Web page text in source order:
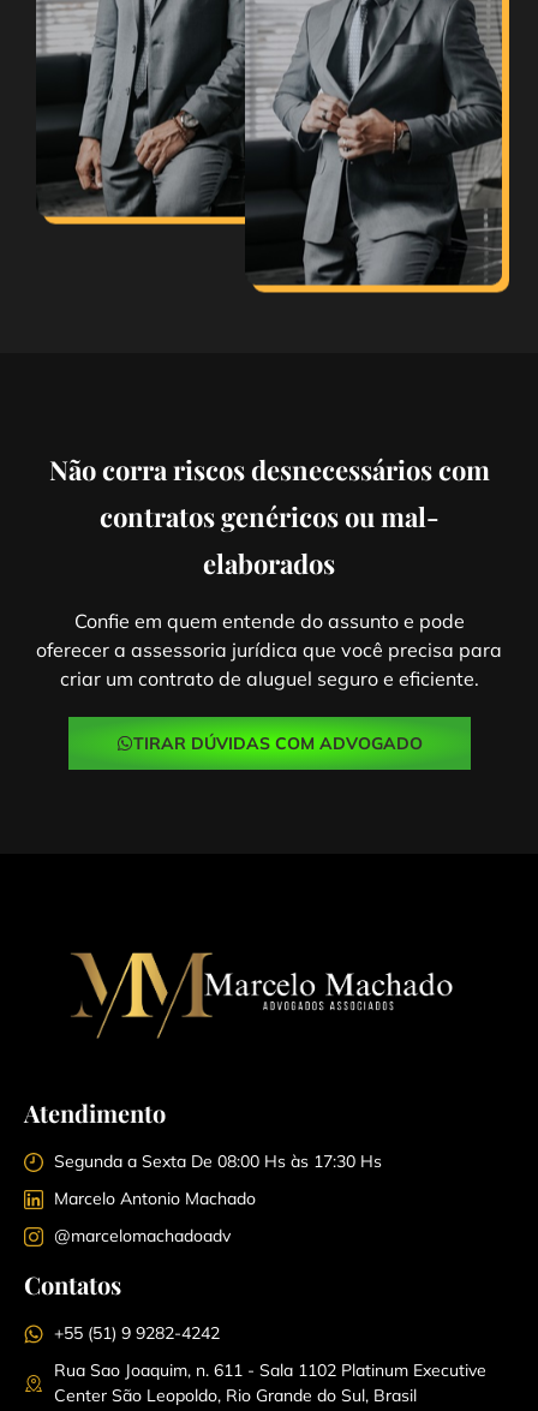
Não corra riscos desnecessários com
contratos genéricos ou mal-
elaborados
Confie em quem entende do assunto e pode
oferecer a assessoria jurídica que você precisa para
criar um contrato de aluguel seguro e eficiente.
TIRAR DÚVIDAS COM ADVOGADO
Atendimento
Segunda a Sexta De 08:00 Hs às 17:30 Hs
Marcelo Antonio Machado
@marcelomachadoadv
Contatos
+55 (51) 9 9282-4242
Rua Sao Joaquim, n. 611 - Sala 1102 Platinum Executive
Center São Leopoldo, Rio Grande do Sul, Brasil